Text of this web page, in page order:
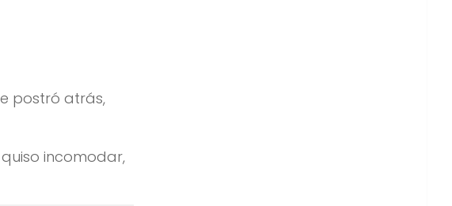
postró atrás,
incomodar,